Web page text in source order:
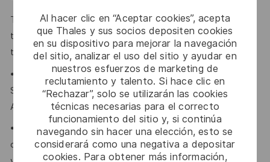
Al hacer clic en “Aceptar cookies”, acepta
que Thales y sus socios depositen cookies
en su dispositivo para mejorar la navegación
del sitio, analizar el uso del sitio y ayudar en
nuestros esfuerzos de marketing de
reclutamiento y talento. Si hace clic en
“Rechazar”, solo se utilizarán las cookies
técnicas necesarias para el correcto
funcionamiento del sitio y, si continúa
navegando sin hacer una elección, esto se
considerará como una negativa a depositar
cookies. Para obtener más información,
Thales provides an extensive benefits program for all full-
time employees working 24 or more hours per week and
their eligible dependents, including the following:
• Company paid Extended Health, Dental, HSA, Life, AD&D,
Short-term Disability, travel insurance, Employee
Assistance Plan and Well-Being program.
• Retirement Savings Plans (RRSP, DCPP, TFSA) with a
company contribution and a match to a DCPP, with no